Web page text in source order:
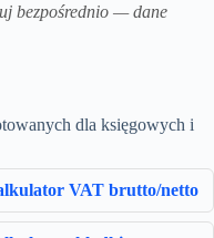
bezpośrednio — dane
dla księgowych i
VAT brutto/netto